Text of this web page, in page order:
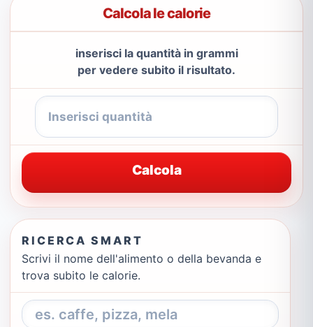
Calcola le calorie
inserisci la quantità in grammi
per vedere subito il risultato.
Calcola
RICERCA SMART
Scrivi il nome dell'alimento o della bevanda e
trova subito le calorie.